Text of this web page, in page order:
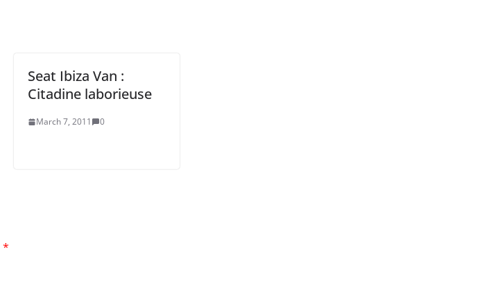
Seat Ibiza Van :
Citadine laborieuse
March 7, 2011 0
*